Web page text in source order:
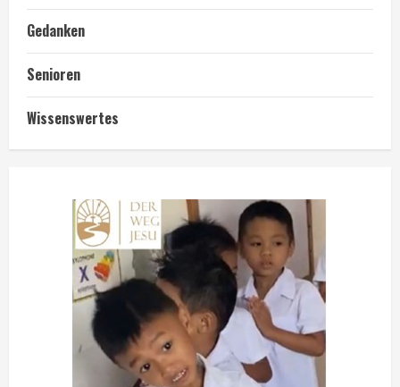
Gedanken
Senioren
Wissenswertes